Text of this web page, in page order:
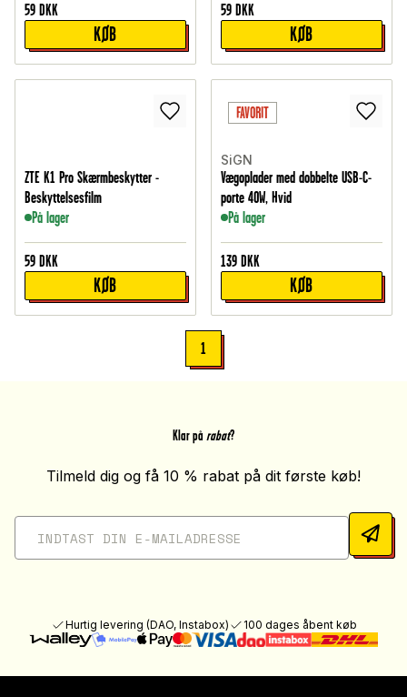
59 DKK
KØB
59 DKK
KØB
ZTE K1 Pro Skærmbeskytter -
Beskyttelsesfilm
På lager
59 DKK
KØB
FAVORIT
SiGN
Vægoplader med dobbelte USB-C-
porte 40W, Hvid
På lager
139 DKK
KØB
1
Klar på rabat?
Tilmeld dig og få 10 % rabat på dit første køb!
Hurtig levering (DAO, Instabox) 100 dages åbent køb